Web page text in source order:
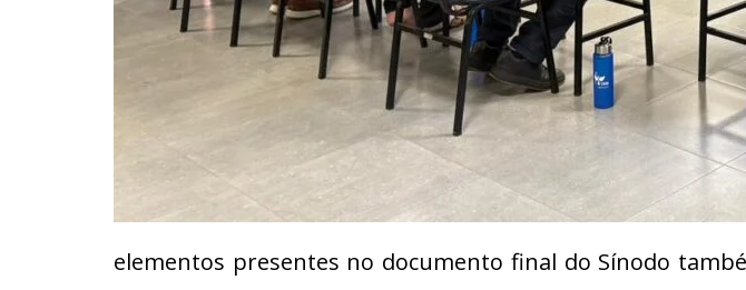
elementos presentes no documento final do Sínodo